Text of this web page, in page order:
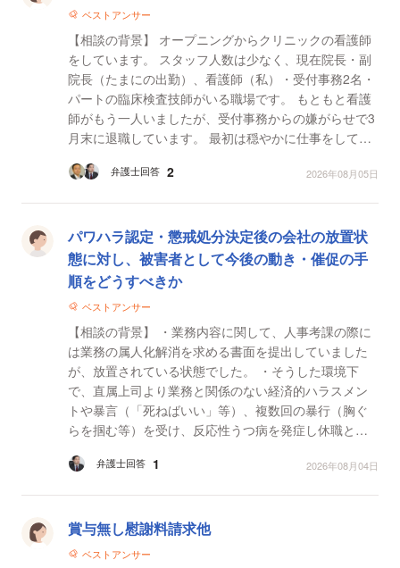
ベストアンサー
【相談の背景】 オープニングからクリニックの看護師
をしています。 スタッフ人数は少なく、現在院長・副
院長（たまにの出勤）、看護師（私）・受付事務2名・
パートの臨床検査技師がいる職場です。 もともと看護
師がもう一人いましたが、受付事務からの嫌がらせで3
月末に退職しています。 最初は穏やかに仕事をしてい
弁護士回答 2 2026年08月05日
パワハラ認定・懲戒処分決定後の会社の放置状
態に対し、被害者として今後の動き・催促の手
順をどうすべきか
ベストアンサー
【相談の背景】 ・業務内容に関して、人事考課の際に
は業務の属人化解消を求める書面を提出していました
が、放置されている状態でした。 ・そうした環境下
で、直属上司より業務と関係のない経済的ハラスメン
トや暴言（「死ねばいい」等）、複数回の暴行（胸ぐ
らを掴む等）を受け、反応性うつ病を発症し休職とな
判断は...弁護士回答 1 2026年08月04日
賞与無し慰謝料請求他
ベストアンサー